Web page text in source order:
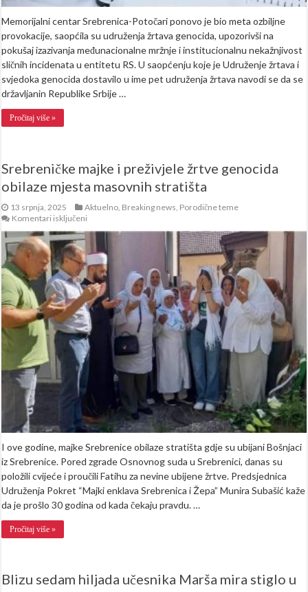
Memorijalni centar Srebrenica-Potočari ponovo je bio meta ozbiljne
provokacije, saopćila su udruženja žrtava genocida, upozorivši na
pokušaj izazivanja međunacionalne mržnje i institucionalnu nekažnjivost
sličnih incidenata u entitetu RS. U saopćenju koje je Udruženje žrtava i
svjedoka genocida dostavilo u ime pet udruženja žrtava navodi se da se
državljanin Republike Srbije …
Pročitaj više »
Srebreničke majke i preživjele žrtve genocida
obilaze mjesta masovnih stratišta
13 srpnja, 2025 Aktuelno Breaking news Porodične teme
Komentari isključeni
preživjele
žrtve
genocida
obilaze
mjesta
masovnih
stratišta
I ove godine, majke Srebrenice obilaze stratišta gdje su ubijani Bošnjaci
iz Srebrenice. Pored zgrade Osnovnog suda u Srebrenici, danas su
položili cvijeće i proučili Fatihu za nevine ubijene žrtve. Predsjednica
Udruženja Pokret “Majki enklava Srebrenica i Žepa” Munira Subašić kaže
da je prošlo 30 godina od kada čekaju pravdu. …
Pročitaj više »
Blizu sedam hiljada učesnika Marša mira stiglo u